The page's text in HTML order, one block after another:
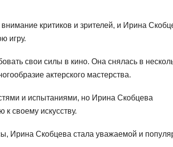
критиков и зрителей, и Ирина
игру.
свои силы в кино. Она снялась в
актерского мастерства.
и испытаниями, но Ирина Скобцева
к своему искусству.
Ирина Скобцева стала уважаемой и